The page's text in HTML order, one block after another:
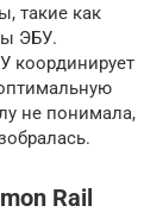
такие как
ЭБУ.
координирует
не понимала,
Rail